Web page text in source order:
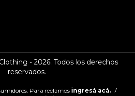
- 2026. Todos los derechos
reservados.
Para reclamos ingresá acá. /